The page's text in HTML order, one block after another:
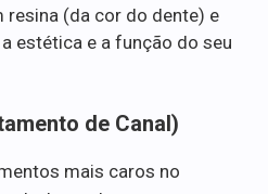
resina (da cor do dente) e
estética e a função do seu
de Canal)
mais caros no